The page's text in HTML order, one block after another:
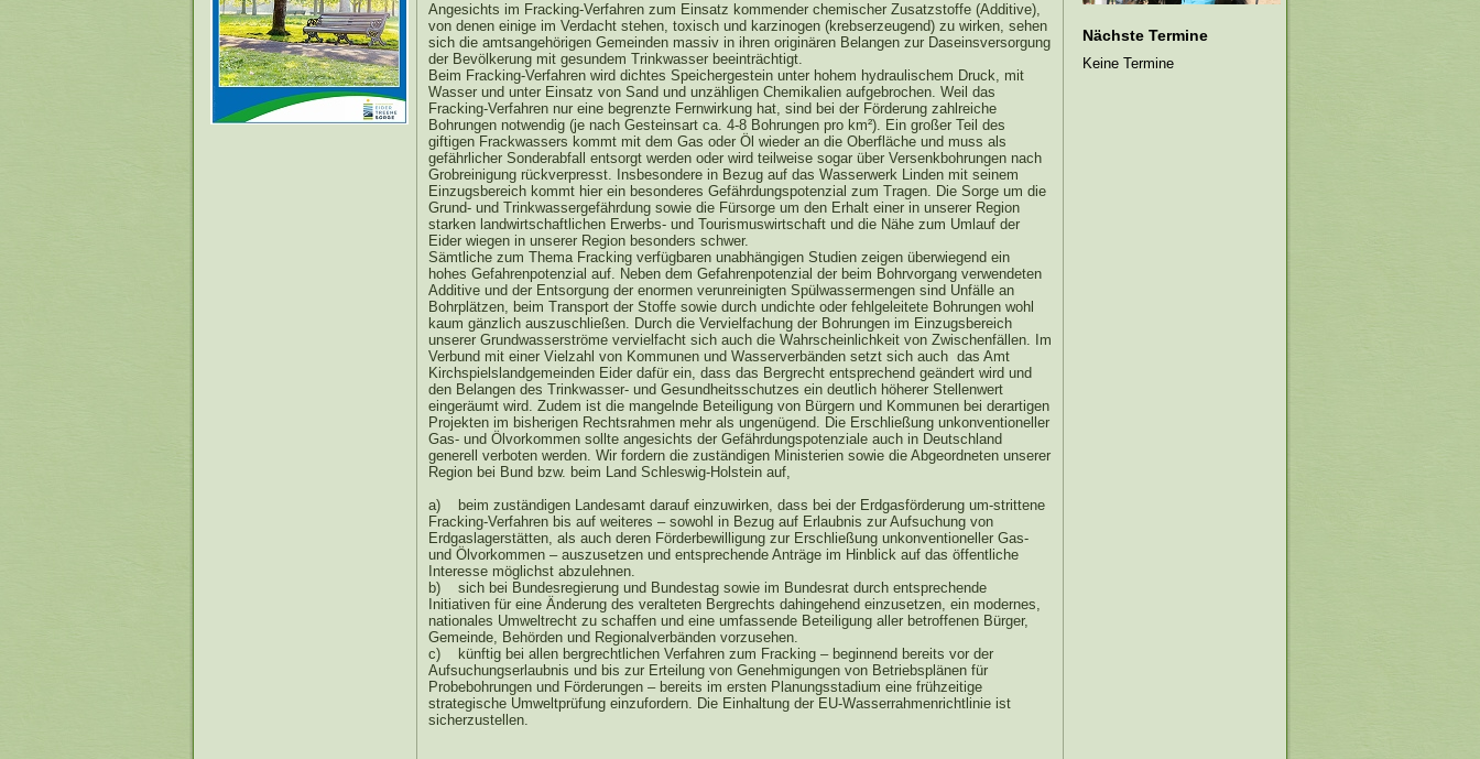
Angesichts im Fracking-Verfahren zum Einsatz kommender chemischer Zusatzstoffe (Additive),
von denen einige im Verdacht stehen, toxisch und karzinogen (krebserzeugend) zu wirken, sehen
sich die amtsangehörigen Gemeinden massiv in ihren originären Belangen zur Daseinsversorgung
der Bevölkerung mit gesundem Trinkwasser beeinträchtigt.
Beim Fracking-Verfahren wird dichtes Speichergestein unter hohem hydraulischem Druck, mit
Wasser und unter Einsatz von Sand und unzähligen Chemikalien aufgebrochen. Weil das
Fracking-Verfahren nur eine begrenzte Fernwirkung hat, sind bei der Förderung zahlreiche
Bohrungen notwendig (je nach Gesteinsart ca. 4-8 Bohrungen pro km²). Ein großer Teil des
giftigen Frackwassers kommt mit dem Gas oder Öl wieder an die Oberfläche und muss als
gefährlicher Sonderabfall entsorgt werden oder wird teilweise sogar über Versenkbohrungen nach
Grobreinigung rückverpresst. Insbesondere in Bezug auf das Wasserwerk Linden mit seinem
Einzugsbereich kommt hier ein besonderes Gefährdungspotenzial zum Tragen. Die Sorge um die
Grund- und Trinkwassergefährdung sowie die Fürsorge um den Erhalt einer in unserer Region
starken landwirtschaftlichen Erwerbs- und Tourismuswirtschaft und die Nähe zum Umlauf der
Eider wiegen in unserer Region besonders schwer.
Sämtliche zum Thema Fracking verfügbaren unabhängigen Studien zeigen überwiegend ein
hohes Gefahrenpotenzial auf. Neben dem Gefahrenpotenzial der beim Bohrvorgang verwendeten
Additive und der Entsorgung der enormen verunreinigten Spülwassermengen sind Unfälle an
Bohrplätzen, beim Transport der Stoffe sowie durch undichte oder fehlgeleitete Bohrungen wohl
kaum gänzlich auszuschließen. Durch die Vervielfachung der Bohrungen im Einzugsbereich
unserer Grundwasserströme vervielfacht sich auch die Wahrscheinlichkeit von Zwischenfällen. Im
Verbund mit einer Vielzahl von Kommunen und Wasserverbänden setzt sich auch das Amt
Kirchspielslandgemeinden Eider dafür ein, dass das Bergrecht entsprechend geändert wird und
den Belangen des Trinkwasser- und Gesundheitsschutzes ein deutlich höherer Stellenwert
eingeräumt wird. Zudem ist die mangelnde Beteiligung von Bürgern und Kommunen bei derartigen
Projekten im bisherigen Rechtsrahmen mehr als ungenügend. Die Erschließung unkonventioneller
Gas- und Ölvorkommen sollte angesichts der Gefährdungspotenziale auch in Deutschland
generell verboten werden. Wir fordern die zuständigen Ministerien sowie die Abgeordneten unserer
Region bei Bund bzw. beim Land Schleswig-Holstein auf,
a) beim zuständigen Landesamt darauf einzuwirken, dass bei der Erdgasförderung um-strittene
Fracking-Verfahren bis auf weiteres – sowohl in Bezug auf Erlaubnis zur Aufsuchung von
Erdgaslagerstätten, als auch deren Förderbewilligung zur Erschließung unkonventioneller Gas-
und Ölvorkommen – auszusetzen und entsprechende Anträge im Hinblick auf das öffentliche
Interesse möglichst abzulehnen.
b) sich bei Bundesregierung und Bundestag sowie im Bundesrat durch entsprechende
Initiativen für eine Änderung des veralteten Bergrechts dahingehend einzusetzen, ein modernes,
nationales Umweltrecht zu schaffen und eine umfassende Beteiligung aller betroffenen Bürger,
Gemeinde, Behörden und Regionalverbänden vorzusehen.
c) künftig bei allen bergrechtlichen Verfahren zum Fracking – beginnend bereits vor der
Aufsuchungserlaubnis und bis zur Erteilung von Genehmigungen von Betriebsplänen für
Probebohrungen und Förderungen – bereits im ersten Planungsstadium eine frühzeitige
strategische Umweltprüfung einzufordern. Die Einhaltung der EU-Wasserrahmenrichtlinie ist
sicherzustellen.
Nächste Termine
Keine Termine